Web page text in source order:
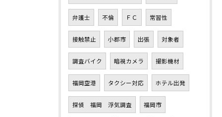
弁護士 不倫 ＦＣ 常習性
接触禁止 小郡市 出張 対象者
調査バイク 暗視カメラ 撮影機材
福岡空港 タクシー対応 ホテル出発
探偵 福岡 浮気調査 福岡市